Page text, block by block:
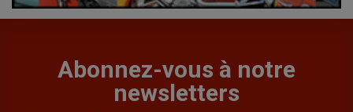
Abonnez-vous à notre
newsletters